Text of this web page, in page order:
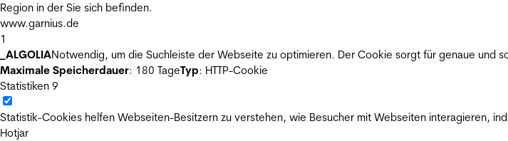
Region in der Sie sich befinden.
www.garnius.de
1
_ALGOLIANotwendig, um die Suchleiste der Webseite zu optimieren. Der Cookie sorgt für genaue und
Maximale Speicherdauer: 180 TageTyp: HTTP-Cookie
Statistiken 9
Statistik-Cookies helfen Webseiten-Besitzern zu verstehen, wie Besucher mit Webseiten interagieren,
Hotjar